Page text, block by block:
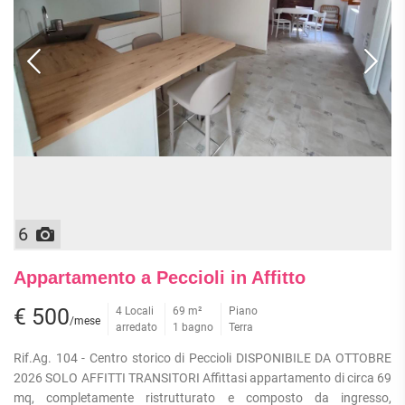
ATTICI
CASE
INDIPENDENTI
LOFT
MANSARDE
VILLE
RUSTICI E
COMMERCIALI
TERRENI
AGRICOLI
COMMERCIALI
EDIFICABILI
VILLE DI LUSSO
VILLE CON GIARDINO
VILLETTE A SCHIERA
APPARTAMENTI
MONOLOCALI
BILOCALI
TRILOCALI
LABORATORI
COMMERCIALI
MAGAZZINI
FREQUENTI
APPARTAMENTI
ARREDATI
APPARTAMENTI
PIANO
6
Appartamento a Peccioli in Affitto
€ 500/mese
4 Locali
arredato
69 m²
1 bagno
Piano
Terra
Rif.Ag. 104 - Centro storico di Peccioli DISPONIBILE DA OTTOBRE
2026 SOLO AFFITTI TRANSITORI Affittasi appartamento di circa 69
mq, completamente ristrutturato e composto da ingresso,